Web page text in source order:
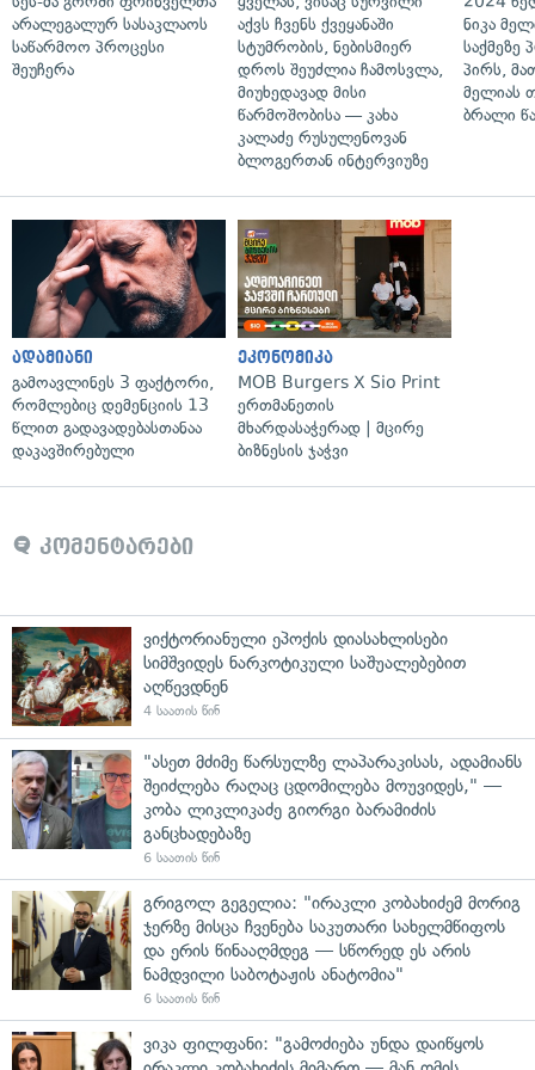
არალეგალურ სასაკლაოს
საწარმოო პროცესი
შეუჩერა
აქვს ჩვენს ქვეყანაში
სტუმრობის, ნებისმიერ
დროს შეუძლია ჩამოსვლა,
მიუხედავად მისი
წარმოშობისა — კახა
კალაძე რუსულენოვან
ბლოგერთან ინტერვიუზე
ნიკა
საქმეზე
პირს,
მელიას
ბრალი
ადამიანი
გამოავლინეს 3 ფაქტორი,
რომლებიც დემენციის 13
წლით გადავადებასთანაა
დაკავშირებული
ეკონომიკა
MOB Burgers X Sio Print
ერთმანეთის
მხარდასაჭერად | მცირე
ბიზნესის ჯაჭვი
კომენტარები
ვიქტორიანული ეპოქის დიასახლისები
სიმშვიდეს ნარკოტიკული საშუალებებით
აღწევდნენ
4 საათის წინ
"ასეთ მძიმე წარსულზე ლაპარაკისას, ადამიანს
შეიძლება რაღაც ცდომილება მოუვიდეს," —
კობა ლიკლიკაძე გიორგი ბარამიძის
განცხადებაზე
6 საათის წინ
გრიგოლ გეგელია: "ირაკლი კობახიძემ მორიგ
ჯერზე მისცა ჩვენება საკუთარი სახელმწიფოს
და ერის წინააღმდეგ — სწორედ ეს არის
ნამდვილი საბოტაჟის ანატომია"
6 საათის წინ
ვიკა ფილფანი: "გამოძიება უნდა დაიწყოს